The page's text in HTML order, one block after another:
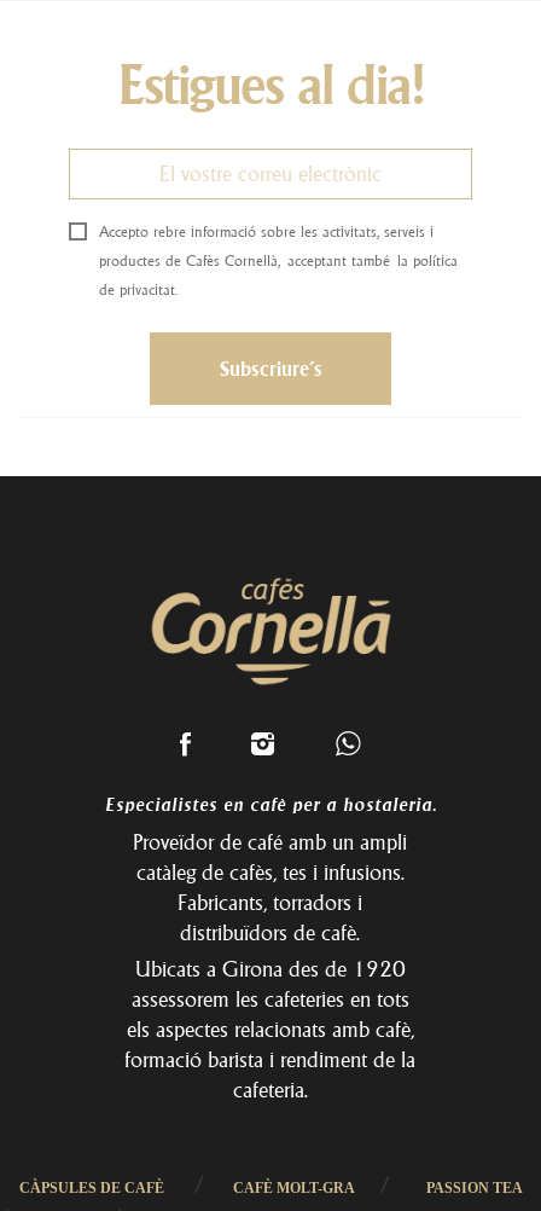
Estigues al dia!
Accepto rebre informació sobre les activitats, serveis i
productes de Cafès Cornellà, acceptant també la política
de privacitat.
Especialistes en cafè per a hostaleria.
Proveïdor de café amb un ampli
catàleg de cafès, tes i infusions.
Fabricants, torradors i
distribuïdors de cafè.
Ubicats a Girona des de 1920
assessorem les cafeteries en tots
els aspectes relacionats amb cafè,
formació barista i rendiment de la
cafeteria.
CÀPSULES DE CAFÈ / CAFÈ MOLT-GRA / PASSION TEA